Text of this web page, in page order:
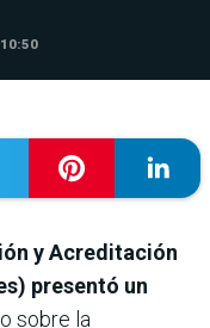
y Acreditación
presentó un
sobre la